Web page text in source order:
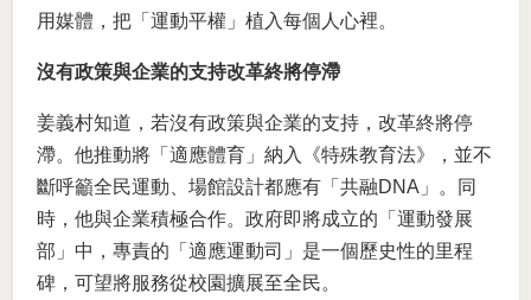
用媒體，把「運動平權」植入每個人心裡。
沒有政策與企業的支持改革終將停滯
姜義村知道，若沒有政策與企業的支持，改革終將停
滯。他推動將「適應體育」納入《特殊教育法》，並不
斷呼籲全民運動、場館設計都應有「共融DNA」。同
時，他與企業積極合作。政府即將成立的「運動發展
部」中，專責的「適應運動司」是一個歷史性的里程
碑，可望將服務從校園擴展至全民。